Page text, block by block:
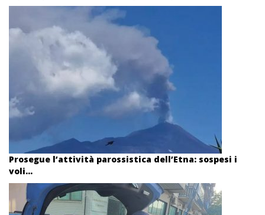
Prosegue l’attività parossistica dell’Etna: sospesi i
voli...